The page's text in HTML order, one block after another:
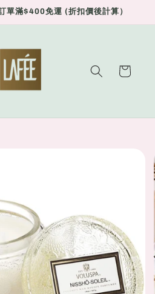
單滿$400免運 (折扣價後計算）
Cart